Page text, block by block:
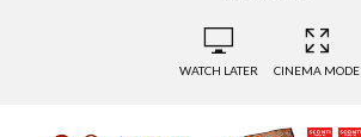
WATCH LATER CINEMA MODE